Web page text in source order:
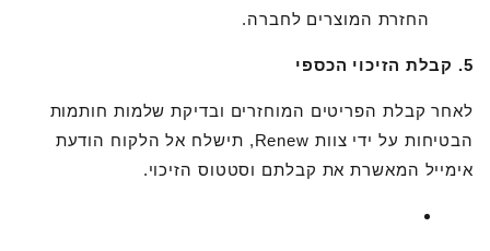
החזרת המוצרים לחברה.
5. קבלת הזיכוי הכספי
לאחר קבלת הפריטים המוחזרים ובדיקת שלמות חותמות
הבטיחות על ידי צוות Renew, תישלח אל הלקוח הודעת
אימייל המאשרת את קבלתם וסטטוס הזיכוי.